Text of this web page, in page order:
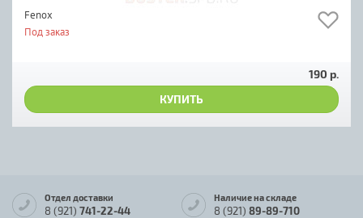
Fenox
Под заказ
190 р.
КУПИТЬ
Отдел доставки
8 (921) 741-22-44
Наличие на складе
8 (921) 89-89-710